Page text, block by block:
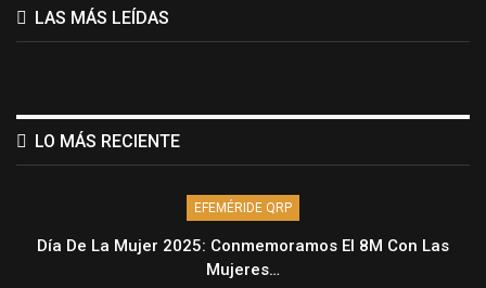
LAS MÁS LEÍDAS
LO MÁS RECIENTE
EFEMÉRIDE QRP
Día De La Mujer 2025: Conmemoramos El 8M Con Las
Mujeres…